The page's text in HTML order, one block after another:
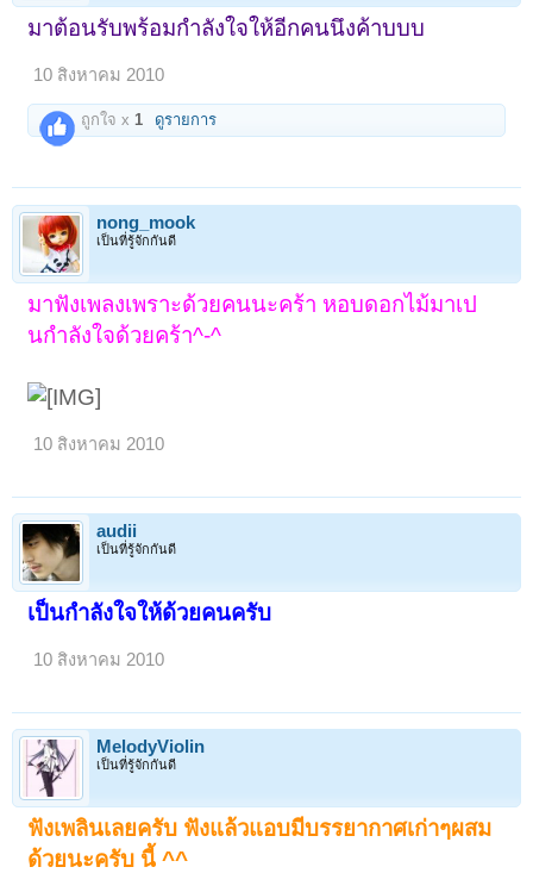
มาต้อนรับพร้อมกำลังใจให้อีกคนนึงค้าบบบ
10 สิงหาคม 2010
ถูกใจ x1 ดูรายการ
nong_mook
เป็นที่รู้จักกันดี
มาฟังเพลงเพราะด้วยคนนะคร้า หอบดอกไม้มาเป
นกำลังใจด้วยคร้า^-^
10 สิงหาคม 2010
audii
เป็นที่รู้จักกันดี
เป็นกำลังใจให้ด้วยคนครับ
10 สิงหาคม 2010
MelodyViolin
เป็นที่รู้จักกันดี
ฟังเพลินเลยครับ ฟังแล้วแอบมีบรรยากาศเก่าๆผสม
ด้วยนะครับ นี้ ^^